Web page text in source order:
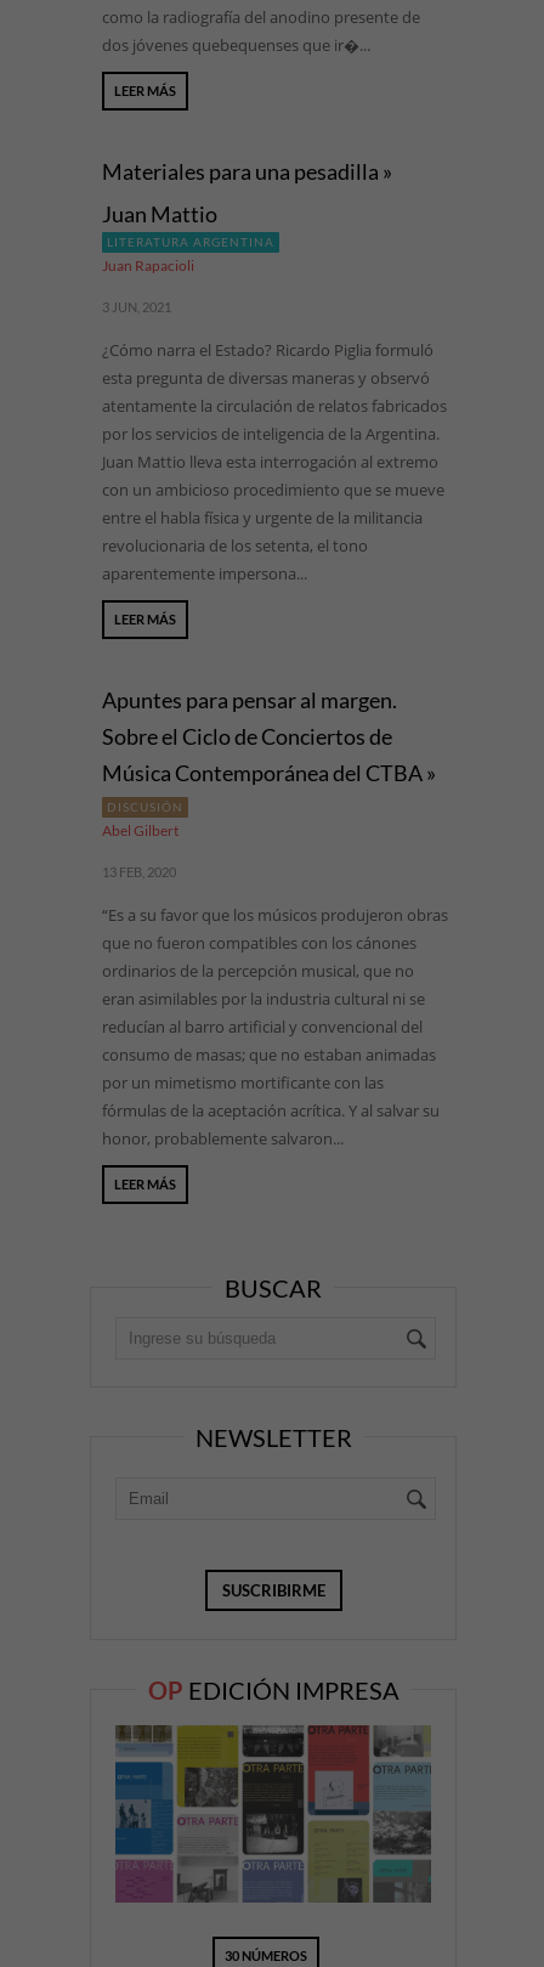
como la radiografía del anodino presente de
dos jóvenes quebequenses que ir�...
LEER MÁS
Materiales para una pesadilla »
Juan Mattio
LITERATURA ARGENTINA
Juan Rapacioli
3 JUN, 2021
¿Cómo narra el Estado? Ricardo Piglia formuló
esta pregunta de diversas maneras y observó
atentamente la circulación de relatos fabricados
por los servicios de inteligencia de la Argentina.
Juan Mattio lleva esta interrogación al extremo
con un ambicioso procedimiento que se mueve
entre el habla física y urgente de la militancia
revolucionaria de los setenta, el tono
aparentemente impersona...
LEER MÁS
Apuntes para pensar al margen.
Sobre el Ciclo de Conciertos de
Música Contemporánea del CTBA »
DISCUSIÓN
Abel Gilbert
13 FEB, 2020
“Es a su favor que los músicos produjeron obras
que no fueron compatibles con los cánones
ordinarios de la percepción musical, que no
eran asimilables por la industria cultural ni se
reducían al barro artificial y convencional del
consumo de masas; que no estaban animadas
por un mimetismo mortificante con las
fórmulas de la aceptación acrítica. Y al salvar su
honor, probablemente salvaron...
LEER MÁS
BUSCAR
NEWSLETTER
OP EDICIÓN IMPRESA
30 NÚMEROS